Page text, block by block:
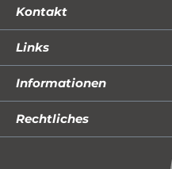
Kontakt
Links
Informationen
Rechtliches